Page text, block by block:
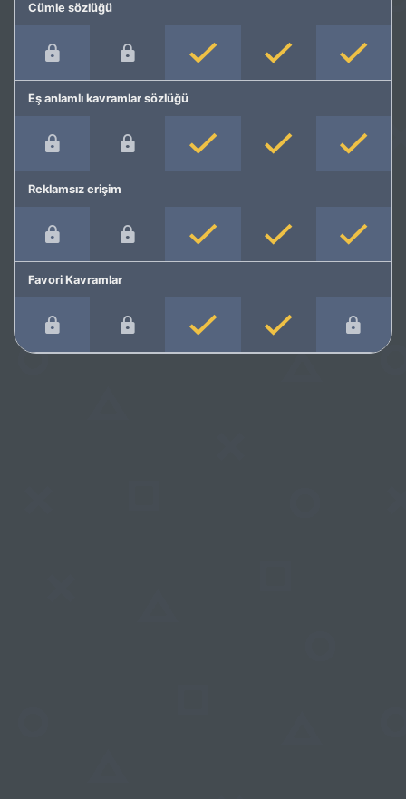
Cümle sözlüğü
Eş anlamlı kavramlar sözlüğü
Reklamsız erişim
Favori Kavramlar